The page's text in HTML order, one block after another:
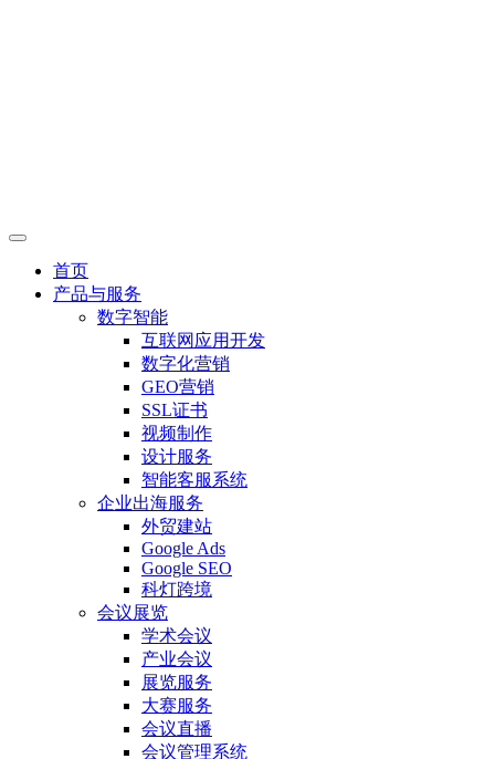
首页
产品与服务
数字智能
互联网应用开发
数字化营销
GEO营销
SSL证书
视频制作
设计服务
智能客服系统
企业出海服务
外贸建站
Google Ads
Google SEO
科灯跨境
会议展览
学术会议
产业会议
展览服务
大赛服务
会议直播
会议管理系统